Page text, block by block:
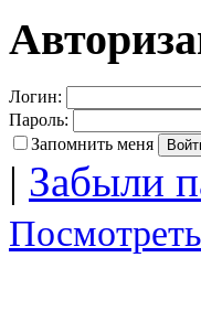
Логин:
Пароль:
Запомнить меня
| Забыли